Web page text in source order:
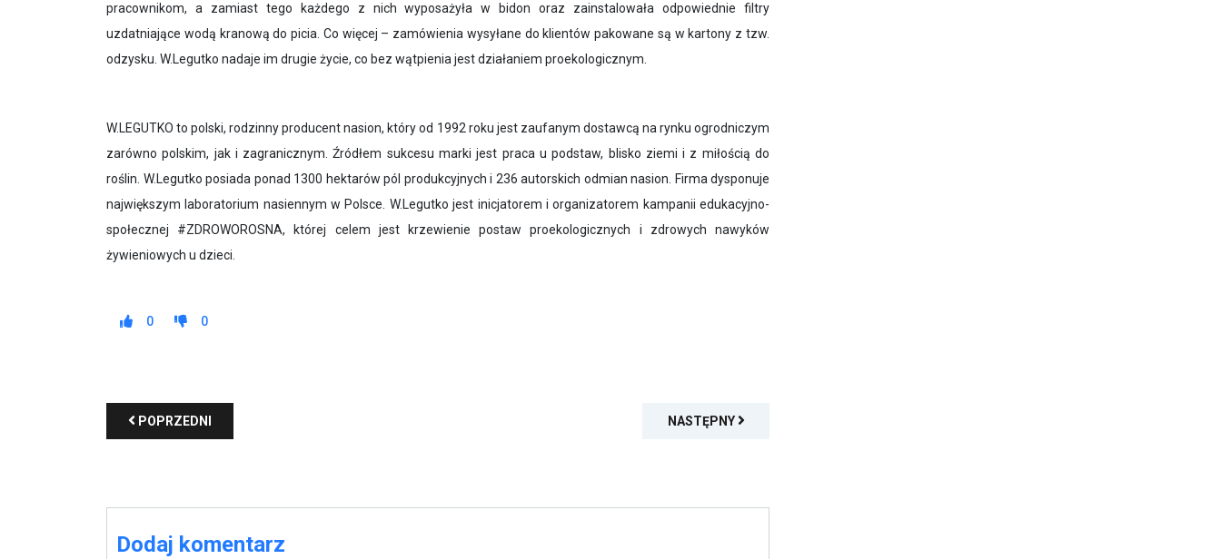
pracownikom, a zamiast tego każdego z nich wyposażyła w bidon oraz zainstalowała odpowiednie filtry
uzdatniające wodą kranową do picia. Co więcej – zamówienia wysyłane do klientów pakowane są w kartony z tzw.
odzysku. W.Legutko nadaje im drugie życie, co bez wątpienia jest działaniem proekologicznym.
W.LEGUTKO to polski, rodzinny producent nasion, który od 1992 roku jest zaufanym dostawcą na rynku ogrodniczym
zarówno polskim, jak i zagranicznym. Źródłem sukcesu marki jest praca u podstaw, blisko ziemi i z miłością do
roślin. W.Legutko posiada ponad 1300 hektarów pól produkcyjnych i 236 autorskich odmian nasion. Firma dysponuje
największym laboratorium nasiennym w Polsce. W.Legutko jest inicjatorem i organizatorem kampanii edukacyjno-
społecznej #ZDROWOROSNA, której celem jest krzewienie postaw proekologicznych i zdrowych nawyków
żywieniowych u dzieci.
0 0
POPRZEDNI NASTĘPNY
Dodaj komentarz